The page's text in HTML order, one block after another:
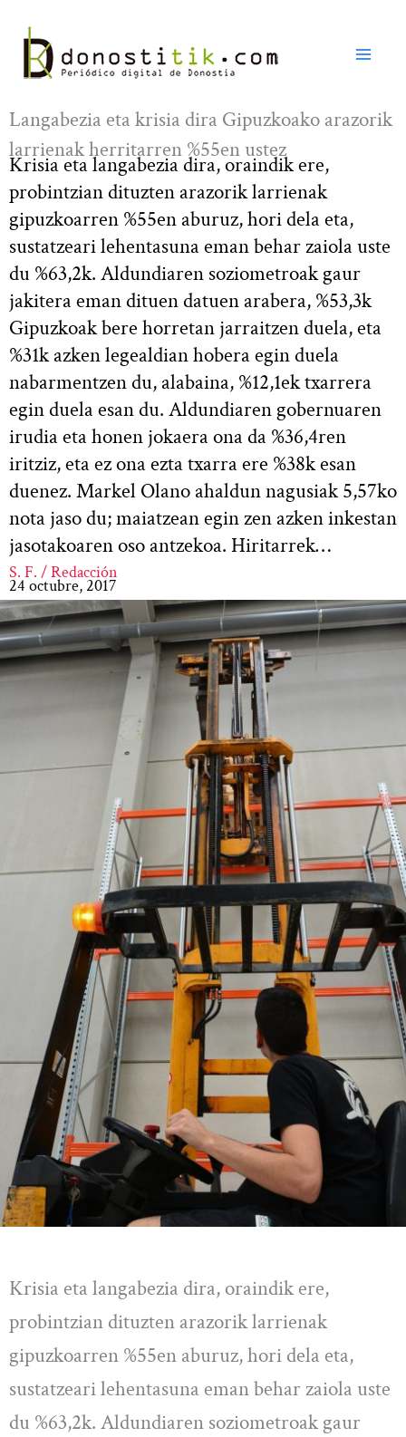
contenido
Langabezia eta krisia dira Gipuzkoako arazorik
larrienak herritarren %55en ustez
Krisia eta langabezia dira, oraindik ere,
probintzian dituzten arazorik larrienak
gipuzkoarren %55en aburuz, hori dela eta,
sustatzeari lehentasuna eman behar zaiola uste
du %63,2k. Aldundiaren soziometroak gaur
jakitera eman dituen datuen arabera, %53,3k
Gipuzkoak bere horretan jarraitzen duela, eta
%31k azken legealdian hobera egin duela
nabarmentzen du, alabaina, %12,1ek txarrera
egin duela esan du. Aldundiaren gobernuaren
irudia eta honen jokaera ona da %36,4ren
iritziz, eta ez ona ezta txarra ere %38k esan
duenez. Markel Olano ahaldun nagusiak 5,57ko
nota jaso du; maiatzean egin zen azken inkestan
jasotakoaren oso antzekoa. Hiritarrek…
S. F. / Redacción
24 octubre, 2017
Krisia eta langabezia dira, oraindik ere,
probintzian dituzten arazorik larrienak
gipuzkoarren %55en aburuz, hori dela eta,
sustatzeari lehentasuna eman behar zaiola uste
du %63,2k. Aldundiaren soziometroak gaur